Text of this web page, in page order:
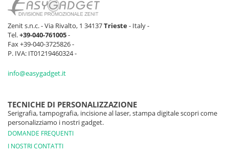
Zenit s.n.c. - Via Rivalto, 1 34137Trieste- Italy -
Tel.+39-040-761005-
Fax +39-040-3725826 -
P. IVA: IT01219460324 -
info@easygadget.it
TECNICHE DI PERSONALIZZAZIONE
Serigrafia, tampografia, incisione al laser, stampa digitale scopri come
personalizziamo i nostri gadget.
DOMANDE FREQUENTI
I NOSTRI CONTATTI